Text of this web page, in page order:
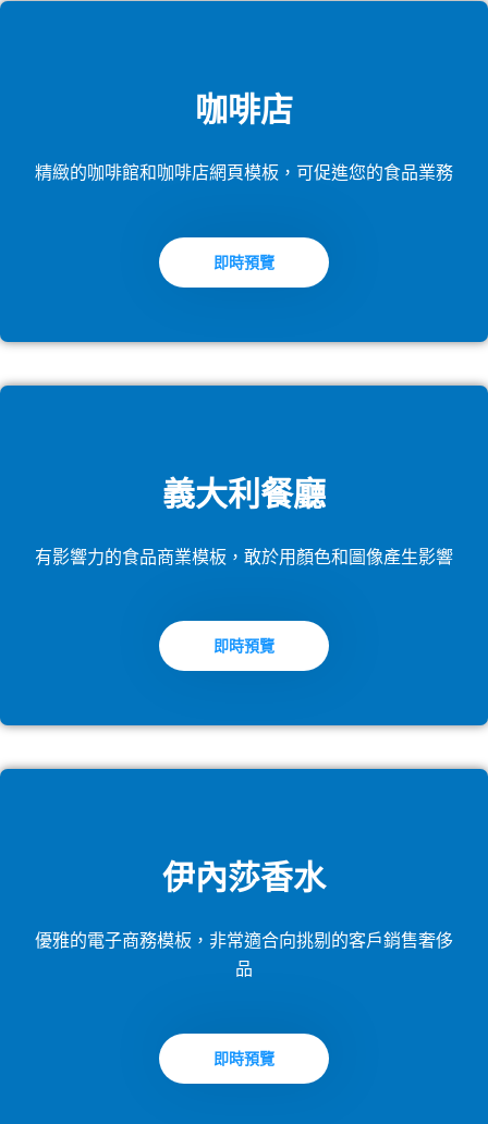
咖啡店
精緻的咖啡館和咖啡店網頁模板，可促進您的食品業務
即時預覽
義大利餐廳
有影響力的食品商業模板，敢於用顏色和圖像產生影響
即時預覽
伊內莎香水
優雅的電子商務模板，非常適合向挑剔的客戶銷售奢侈
品
即時預覽